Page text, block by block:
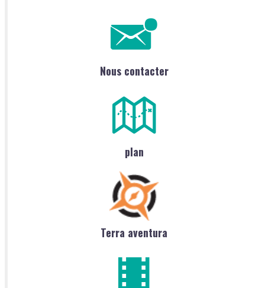
Nous contacter
plan
Terra aventura